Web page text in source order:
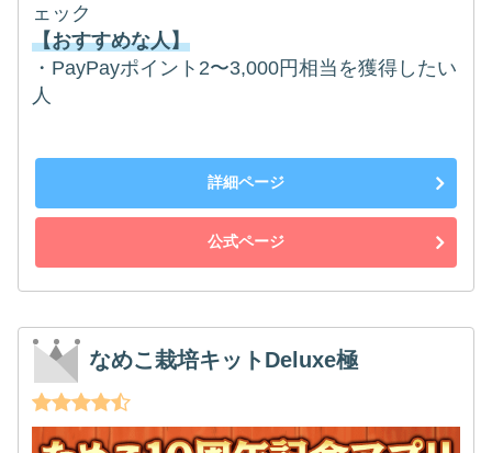
ェック
【おすすめな人】
・PayPayポイント2〜3,000円相当を獲得したい
人
詳細ページ
公式ページ
なめこ栽培キットDeluxe極